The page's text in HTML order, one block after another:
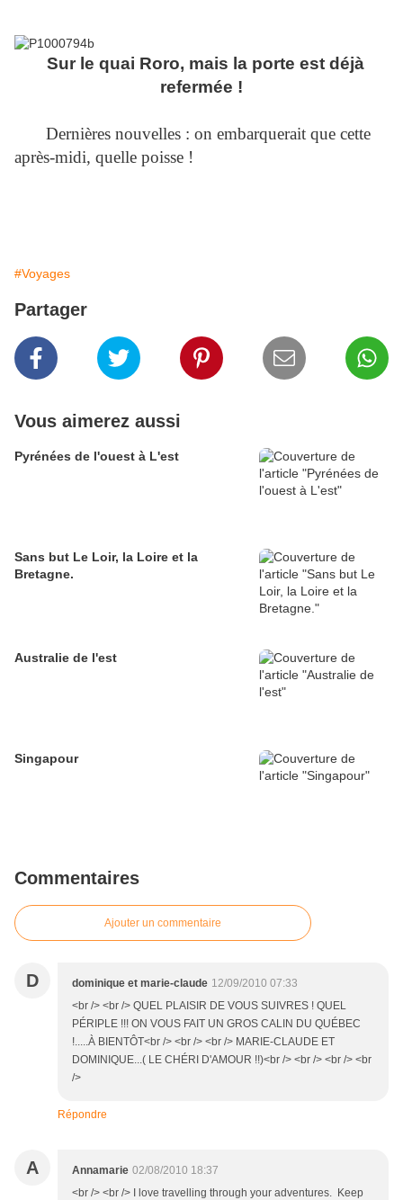
Sur le quai Roro, mais la porte est déjà
refermée !
Dernières nouvelles : on embarquerait que cette
après-midi, quelle poisse !
#Voyages
Partager
Vous aimerez aussi
Pyrénées de l'ouest à L'est
Sans but Le Loir, la Loire et la
Bretagne.
Australie de l'est
Singapour
Commentaires
Ajouter un commentaire
D dominique et marie-claude 12/09/2010 07:33
<br /> <br /> QUEL PLAISIR DE VOUS SUIVRES ! QUEL
PÉRIPLE !!! ON VOUS FAIT UN GROS CALIN DU QUÉBEC
!.....À BIENTÔT<br /> <br /> <br /> MARIE-CLAUDE ET
DOMINIQUE...( LE CHÉRI D'AMOUR !!)<br /> <br /> <br /> <br
/>
Répondre
A Annamarie 02/08/2010 18:37
<br /> <br /> I love travelling through your adventures. Keep